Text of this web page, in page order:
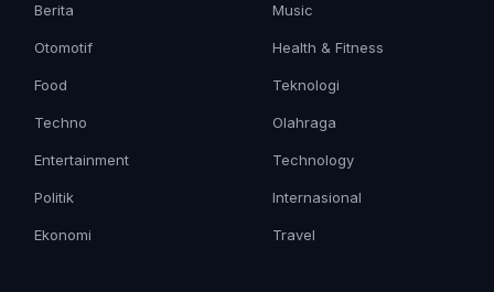
Berita
Otomotif
Music
Health & Fitness
Food
Techno
Entertainment
Politik
Ekonomi
Teknologi
Olahraga
Technology
Internasional
Travel